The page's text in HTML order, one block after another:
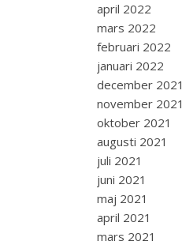
april 2022
mars 2022
februari 2022
januari 2022
december 2021
november 2021
oktober 2021
augusti 2021
juli 2021
juni 2021
maj 2021
april 2021
mars 2021